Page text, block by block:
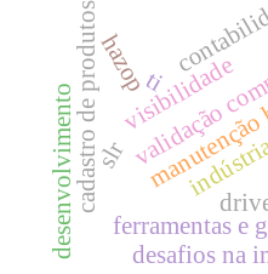
visibilidade
validação
ferramentas e
slr
cadastro de produtos
desenvolvimento desafios na
hazopti